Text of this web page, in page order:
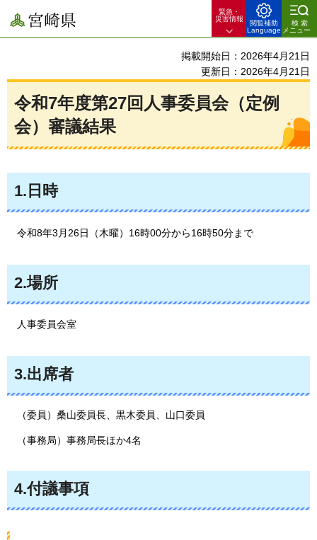
宮崎県
緊急・
災害情報
閲覧補助
Language
検索
メニュー
掲載開始日：2026年4月21日
更新日：2026年4月21日
令和7年度第27回人事委員会（定例
会）審議結果
1.日時
令和8年3月26日（木曜）16時00分から16時50分まで
2.場所
人事委員会室
3.出席者
（委員）桑山委員長、黒木委員、山口委員
（事務局）事務局長ほか4名
4.付議事項